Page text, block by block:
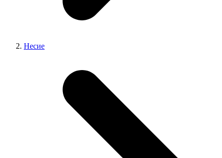
Несие